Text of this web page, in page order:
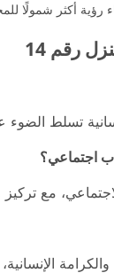
أكثر شمولًا
رقم 14
تسلط
مع